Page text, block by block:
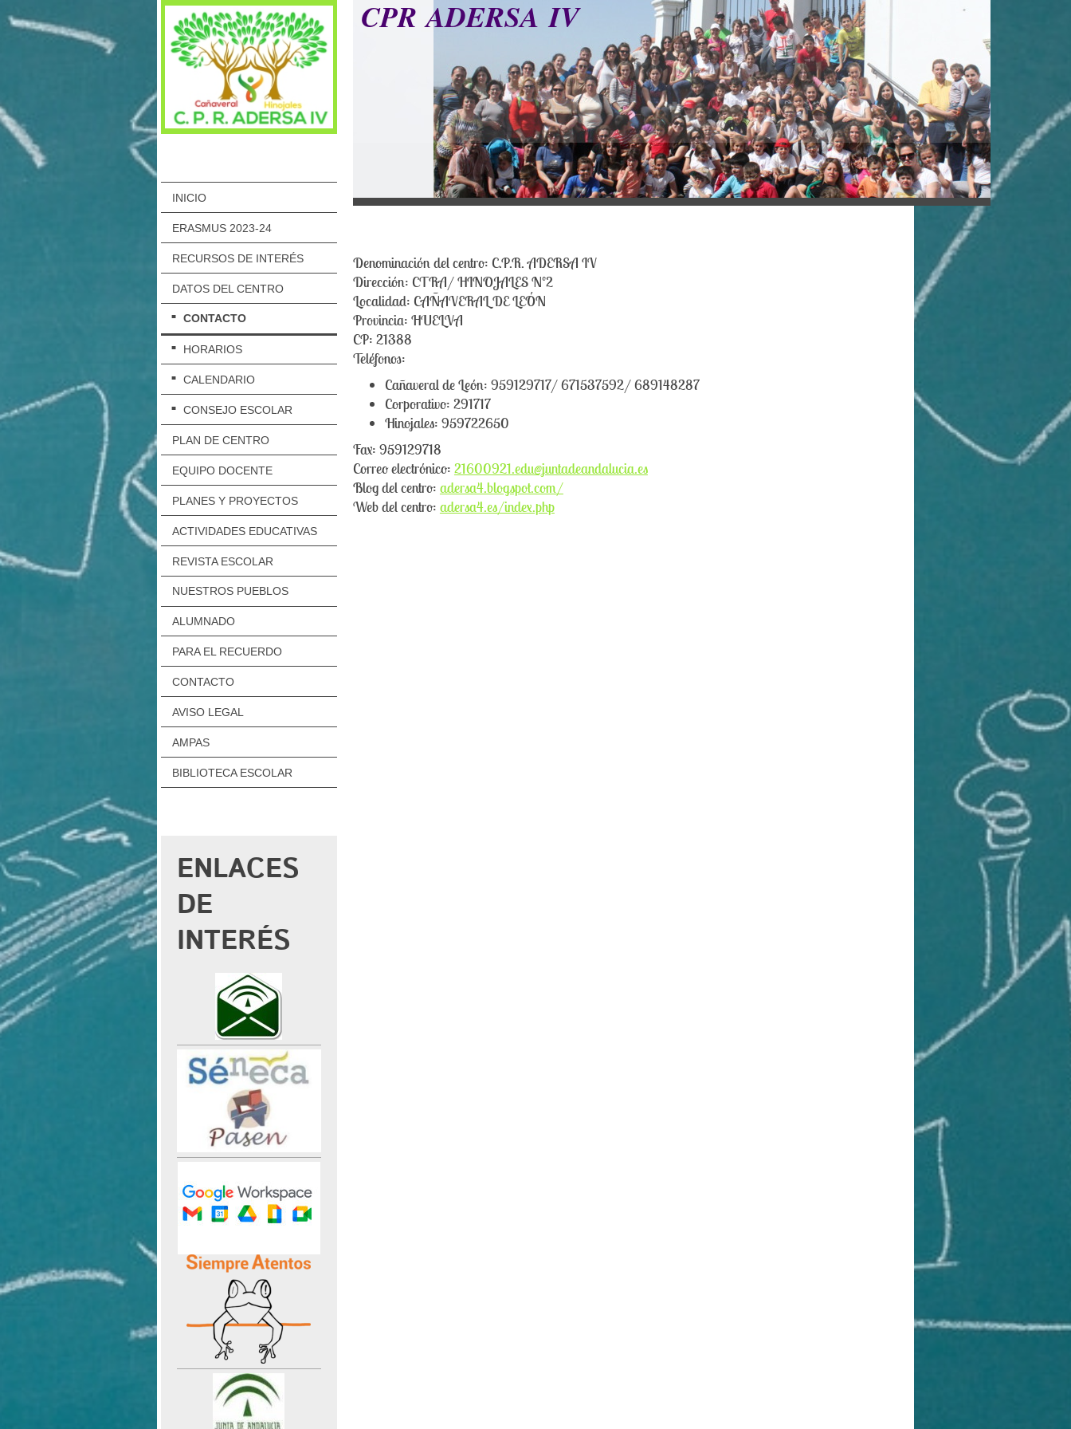
INICIO
ERASMUS 2023-24
RECURSOS DE INTERÉS
DATOS DEL CENTRO
CONTACTO
HORARIOS
CALENDARIO
CONSEJO ESCOLAR
PLAN DE CENTRO
EQUIPO DOCENTE
PLANES Y PROYECTOS
ACTIVIDADES EDUCATIVAS
REVISTA ESCOLAR
NUESTROS PUEBLOS
ALUMNADO
PARA EL RECUERDO
CONTACTO
AVISO LEGAL
AMPAS
BIBLIOTECA ESCOLAR
ENLACES
DE
INTERÉS
CPR ADERSA IV
Denominación del centro: C.P.R. ADERSA IV
Dirección: CTRA/ HINOJALES Nº2
Localidad: CAÑAVERAL DE LEÓN
Provincia: HUELVA
CP: 21388
Teléfonos:
Cañaveral de León: 959129717/ 671537592/ 689148287
Corporativo: 291717
Hinojales: 959722650
Fax: 959129718
Correo electrónico: 21600921.edu@juntadeandalucia.es
Blog del centro: adersa4.blogspot.com/
Web del centro: adersa4.es/index.php